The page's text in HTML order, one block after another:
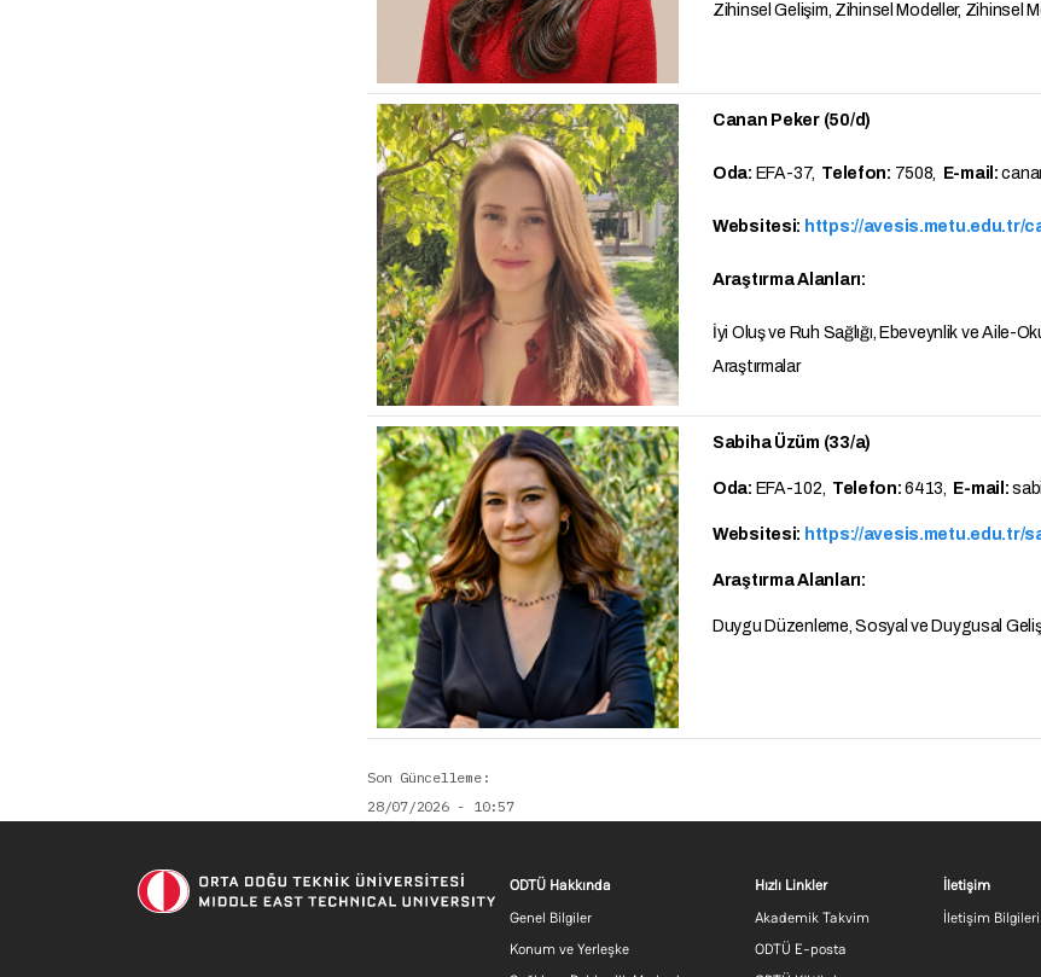
Zihinsel Gelişim, Zihinsel Modeller, Zihinsel
Canan Peker (50/d)
Oda: EFA-37, Telefon: 7508, E-mail:
Websitesi: https://avesis.metu.edu.tr/
Araştırma Alanları:
İyi Oluş ve Ruh Sağlığı, Ebeveynlik ve Aile-
Araştırmalar
Sabiha Üzüm (33/a)
Oda: EFA-102, Telefon:6413, E-mail:
Websitesi: https://avesis.metu.edu.tr/
Araştırma Alanları:
Duygu Düzenleme, Sosyal ve Duygusal
Son Güncelleme
28/07/2026 - 10:57
Footer menu 1 TR
ODTÜ Hakkında
Genel Bilgiler
Konum ve Yerleşke
Footer menu 2
Hızlı Linkler
Akademik Takvim
ODTÜ E-posta
İletişim
İletişim Bilgileri